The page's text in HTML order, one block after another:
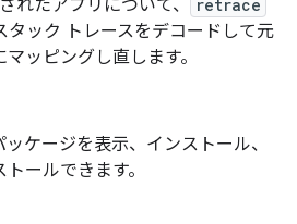
れたアプリについて、 retrace
タック トレースをデコードして元
ッピングし直します。
ケージを表示、インストール、
ールできます。